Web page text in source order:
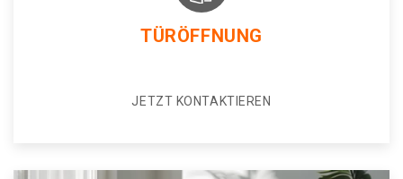
TÜRÖFFNUNG
JETZT KONTAKTIEREN